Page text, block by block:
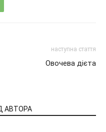
наступна стаття
Овочева дієта
АВТОРА